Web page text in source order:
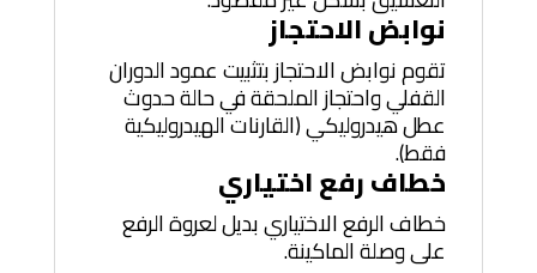
نوابض الاحتجاز
تقوم نوابض الاحتجاز بتثبيت عمود الدوران
القفلي واحتجاز الملحقة في حالة حدوث
عطل هيدروليكي (القارنات الهيدروليكية
فقط).
خطاف رفع اختياري
خطاف الرفع الاختياري بديل لعروة الرفع
على وصلة الماكينة.